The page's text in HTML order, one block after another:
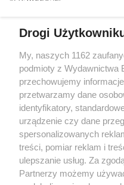
ZWIERZENIA
„Gorzki dżem z
myślałam, że kiedyś go
Drogi
My, naszych 1162
podmioty z Wydawnictwa
przechowujemy
przetwarzamy dane
identyfikatory,
urządzenie czy dane
spersonalizowanych
treści, pomiar reklam i
ulepszanie usług. Za
Partnerzy możemy